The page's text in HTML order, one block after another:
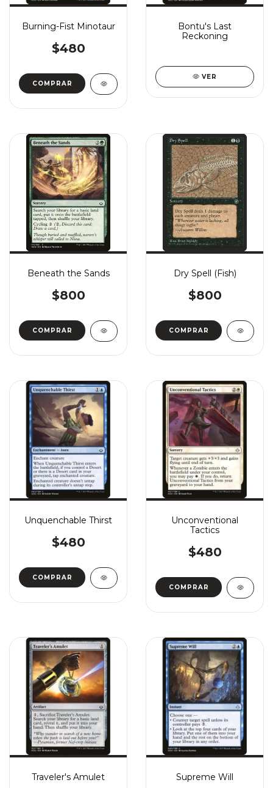
Burning-Fist Minotaur
$480
COMPRAR
Bontu's Last
Reckoning
VER
Beneath the Sands
$800
COMPRAR
Dry Spell (Fish)
$800
COMPRAR
Unquenchable Thirst
$480
COMPRAR
Unconventional
Tactics
$480
COMPRAR
Traveler's Amulet Supreme Will